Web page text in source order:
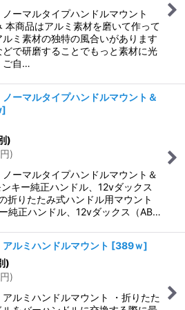
ーマルタイプハンドルマウント
本商品はアルミ素材を磨いて作って
ミ素材の独特の風合いがあります
で研磨することでもっと素材に光
ご自…
ーマルタイプハンドルマウント＆
]
)
円)
ーマルタイプハンドルマウント＆
キー純正ハンドル、12vダックス
折りたたみ式ハンドル用マウント
純正ハンドル、12vダックス（AB…
ルミハンドルマウント [389ｗ]
)
円)
ルミハンドルマウント ・折りたた